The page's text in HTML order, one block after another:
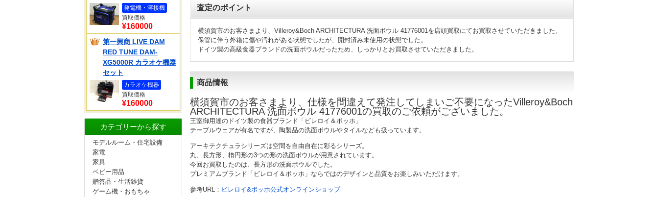
査定のポイント
横須賀市のお客さまより、Villeroy&Boch ARCHITECTURA 洗面ボウル 41776001を店頭買取にてお買取させていただきました。
保管に伴う外箱に傷や汚れがある状態でしたが、開封済み未使用の状態でした。
ドイツ製の高級食器ブランドの洗面ボウルだったため、しっかりとお買取させていただきました。
商品情報
横須賀市のお客さまより、仕様を間違えて発注してしまいご不要になったVilleroy&Boch
ARCHITECTURA 洗面ボウル 41776001の買取のご依頼がございました。
王室御用達のドイツ製の食器ブランド「ビレロイ＆ボッホ」
テーブルウェアが有名ですが、陶製品の洗面ボウルやタイルなども扱っています。
アーキテクチュラシリーズは空間を自由自在に彩るシリーズ。
丸、長方形、楕円形の3つの形の洗面ボウルが用意されています。
今回お買取したのは、長方形の洗面ボウルでした。
プレミアムブランド「ビレロイ＆ボッホ」ならではのデザインと品質をお楽しみいただけます。
参考URL： ビレロイ&ボッホ公式オンラインショップ
発電機・溶接機
買取価格
¥160000
第一興商 LIVE DAM
RED TUNE DAM-
XG5000R カラオケ機器
セット
カラオケ機器
買取価格
¥160000
カテゴリーから探す
モデルルーム・住宅設備
家電
家具
ベビー用品
贈答品・生活雑貨
ゲーム機・おもちゃ